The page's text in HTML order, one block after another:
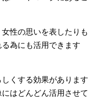
性の思いを表したりも
為にも活用できます
くする効果があります
はどんどん活用させて